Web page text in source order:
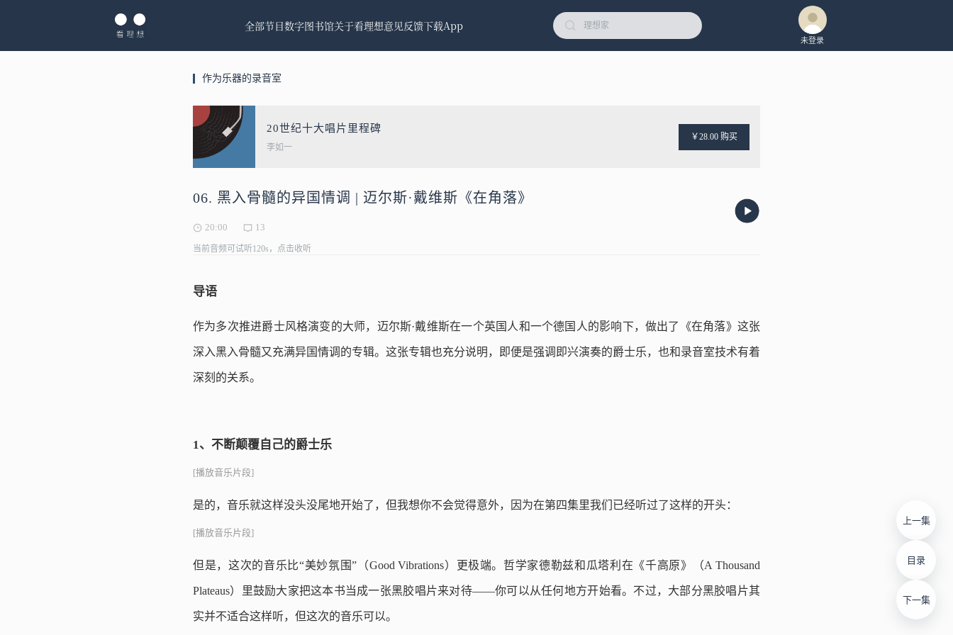
全部节目数字图书馆关于看理想意见反馈下载App
未登录
作为乐器的录音室
20世纪十大唱片里程碑
李如一
￥28.00 购买
06. 黑入骨髓的异国情调 | 迈尔斯·戴维斯《在角落》
20:00 13
当前音频可试听120s，点击收听
上一集
目录
下一集
导语
作为多次推进爵士风格演变的大师，迈尔斯·戴维斯在一个英国人和一个德国人的影响下，做出了《在角落》这张
深入黑入骨髓又充满异国情调的专辑。这张专辑也充分说明，即便是强调即兴演奏的爵士乐，也和录音室技术有着
深刻的关系。
1、不断颠覆自己的爵士乐
[播放音乐片段]
是的，音乐就这样没头没尾地开始了，但我想你不会觉得意外，因为在第四集里我们已经听过了这样的开头：
[播放音乐片段]
但是，这次的音乐比“美妙氛围”（Good Vibrations）更极端。哲学家德勒兹和瓜塔利在《千高原》（A Thousand
Plateaus）里鼓励大家把这本书当成一张黑胶唱片来对待——你可以从任何地方开始看。不过，大部分黑胶唱片其
实并不适合这样听，但这次的音乐可以。